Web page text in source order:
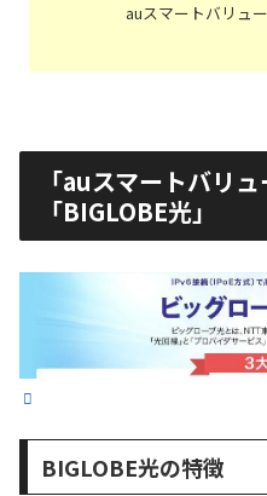
auスマートバリュ
「auスマートバリ
「BIGLOBE光」
BIGLOBE光の特徴